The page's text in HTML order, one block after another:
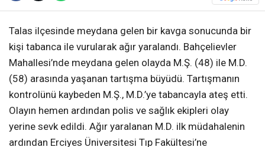
Talas ilçesinde meydana gelen bir kavga sonucunda bir
kişi tabanca ile vurularak ağır yaralandı. Bahçelievler
Mahallesi’nde meydana gelen olayda M.Ş. (48) ile M.D.
(58) arasında yaşanan tartışma büyüdü. Tartışmanın
kontrolünü kaybeden M.Ş., M.D.’ye tabancayla ateş etti.
Olayın hemen ardından polis ve sağlık ekipleri olay
yerine sevk edildi. Ağır yaralanan M.D. ilk müdahalenin
ardından Erciyes Üniversitesi Tıp Fakültesi’ne